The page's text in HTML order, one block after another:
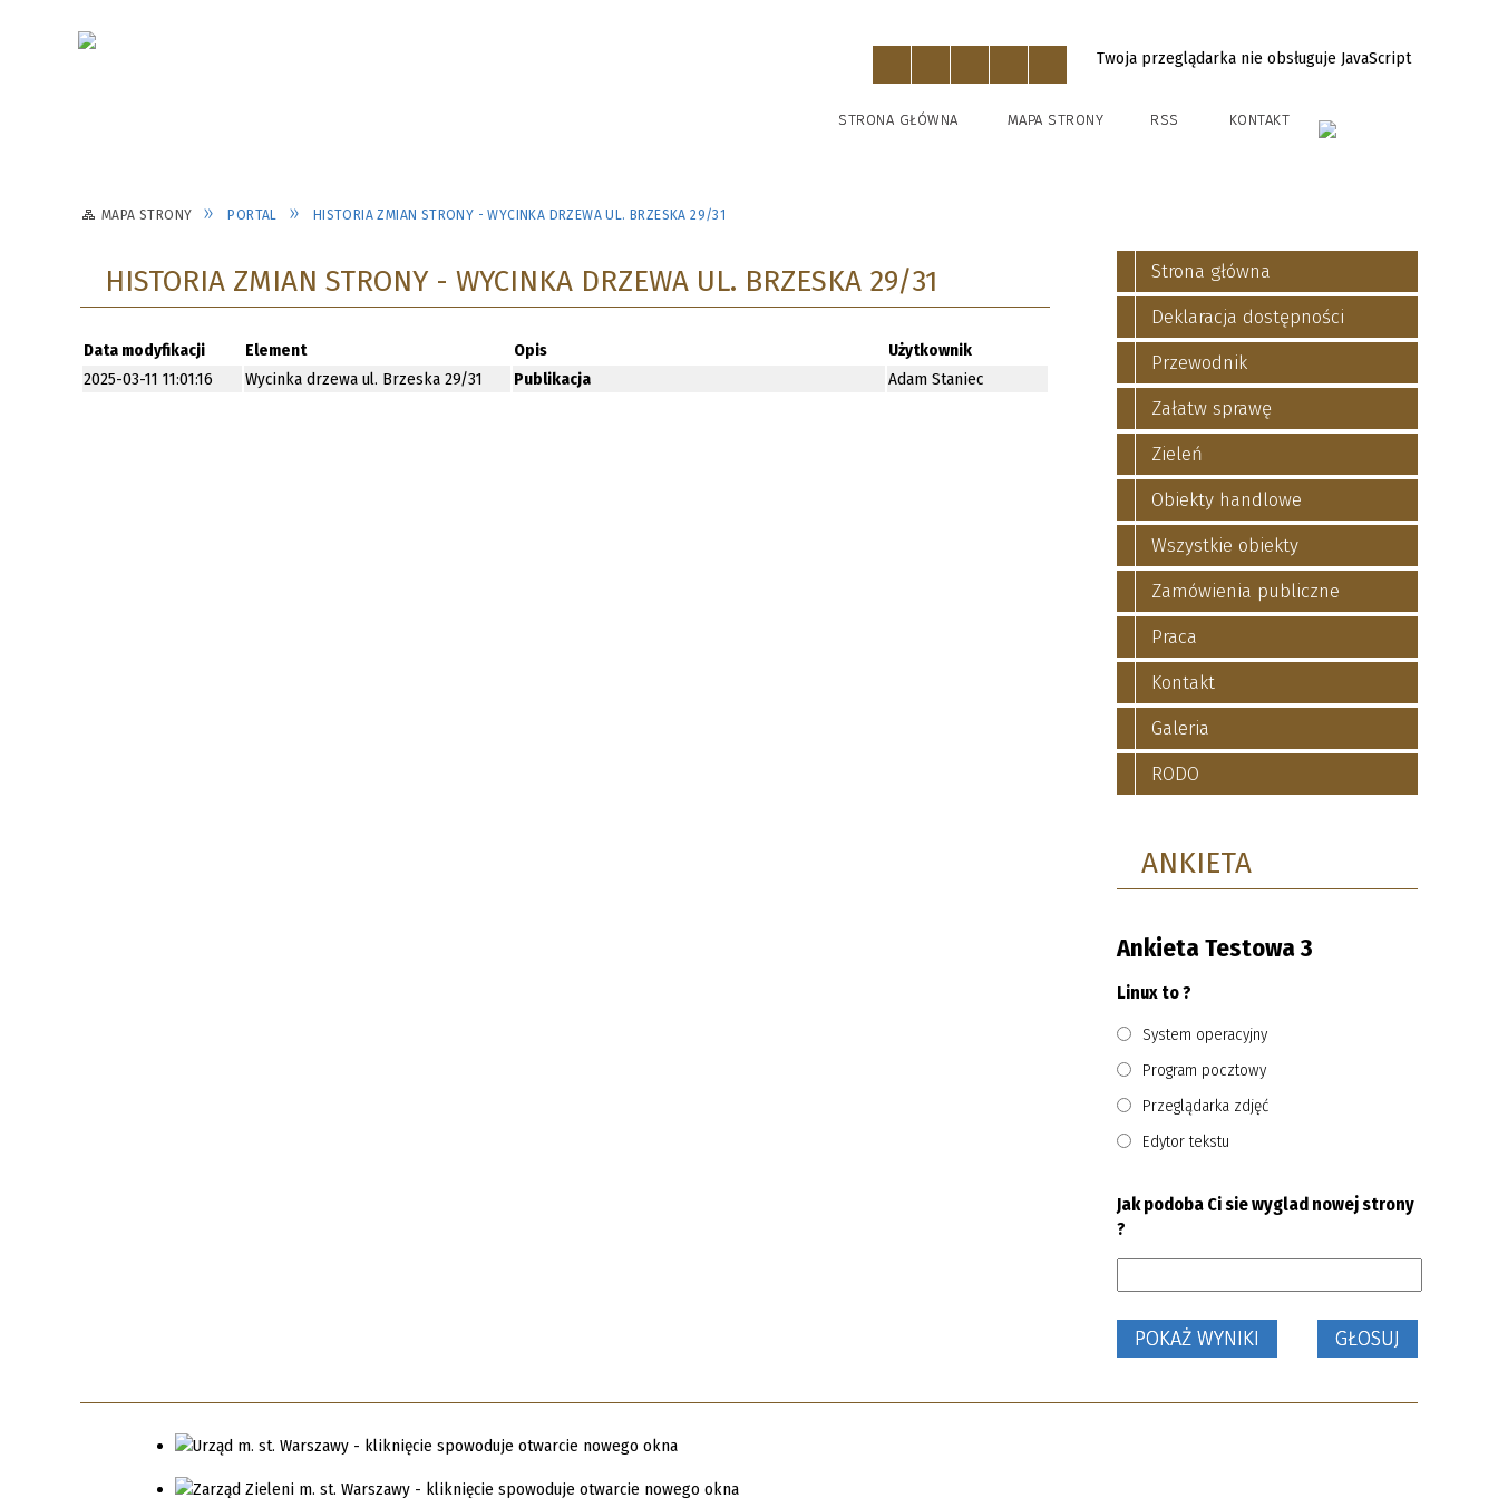
Twoja przeglądarka nie obsługuje JavaScript
STRONA GŁÓWNA MAPA STRONY RSS KONTAKT
MAPA STRONY PORTAL HISTORIA ZMIAN STRONY - WYCINKA DRZEWA UL. BRZESKA 29/31
HISTORIA ZMIAN STRONY - WYCINKA DRZEWA UL. BRZESKA 29/31
Data modyfikacji Element Opis
Użytkownik
2025-03-11 11:01:16
Wycinka drzewa ul. Brzeska 29/31 Publikacja Adam Staniec
Strona główna
Deklaracja dostępności
Przewodnik
Załatw sprawę
Zieleń
Obiekty handlowe
Wszystkie obiekty
Zamówienia publiczne
Praca
Kontakt
Galeria
RODO
ANKIETA
Ankieta Testowa 3
Linux to ?
System operacyjny
Program pocztowy
Przeglądarka zdjęć
Edytor tekstu
Jak podoba Ci sie wyglad nowej strony
?